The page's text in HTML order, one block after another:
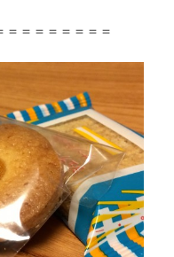
＝＝＝＝＝＝＝＝